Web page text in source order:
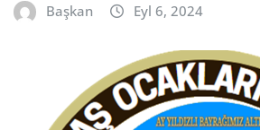
Başkan Eyl 6, 2024